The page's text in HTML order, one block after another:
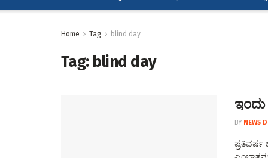
Home Tag blind day
Tag: blind day
BY NEWS
ಪ್ರತಿವರ್ಷ